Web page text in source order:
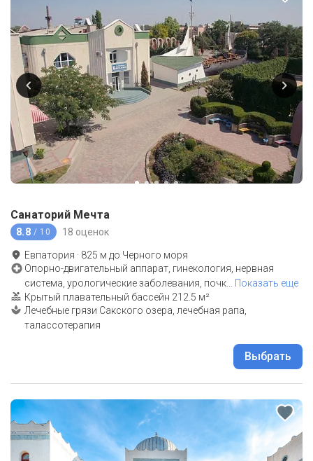
Санаторий Мечта
8.8 / 10 18 оценок
Евпатория · 825 м до Черного моря
Опорно-двигательный аппарат, гинекология, нервная
система, урологические заболевания, почк
Показать еще
Крытый плавательный бассейн 212.5 м²
Лечебные грязи Сакского озера, лечебная рапа,
талассотерапия
Выбрать